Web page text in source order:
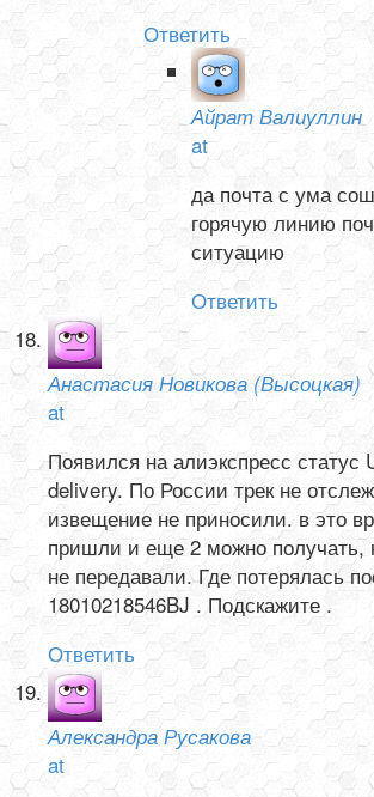
Ответить
Айрат Валиуллин
at
да почта с ума
горячую линию
ситуацию
Ответить
Анастасия Новикова (Высоцкая)
at
Появился на алиэкспресс статус
delivery. По России трек не
извещение не приносили. в это
пришли и еще 2 можно получать,
не передавали. Где потерялась
18010218546BJ . Подскажите .
Ответить
Александра Русакова
at